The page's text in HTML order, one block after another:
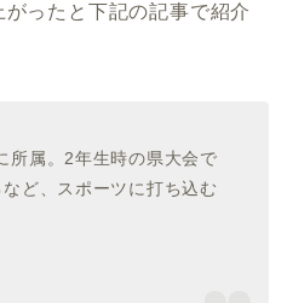
ったと下記の記事で紹介
所属。2年生時の県大会で
ど、スポーツに打ち込む